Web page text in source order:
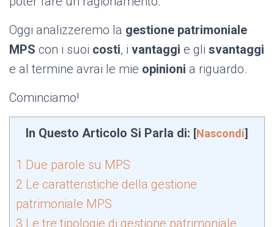
Oggi analizzeremo la gestione patrimoniale
MPS con i suoi costi, i vantaggi e gli svantaggi
e al termine avrai le mie opinioni a riguardo.
Cominciamo!
In Questo Articolo Si Parla di: [Nascondi]
1 Due parole su MPS
2 Le caratteristiche della gestione
patrimoniale MPS
3 Le tre tipologie di gestione patrimoniale